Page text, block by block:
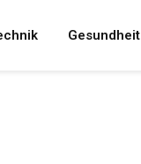
Gesundheit